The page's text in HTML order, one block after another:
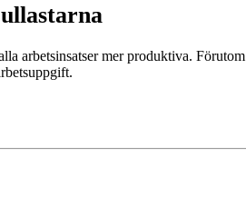
arbetsinsatser mer produktiva.